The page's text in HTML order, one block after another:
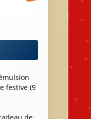
festive (9